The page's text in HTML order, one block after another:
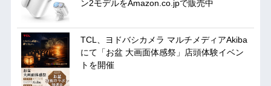
ン2モデルをAmazon.co.jpで販売中
TCL、ヨドバシカメラ マルチメディアAkiba
にて「お盆 大画面体感祭」店頭体験イベン
トを開催